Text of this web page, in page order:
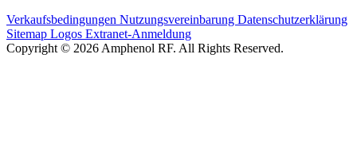
Verkaufsbedingungen Nutzungsvereinbarung Datenschutzerklärung
Sitemap Logos Extranet-Anmeldung
Copyright © 2026 Amphenol RF. All Rights Reserved.